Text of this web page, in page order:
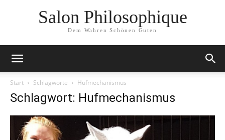
Salon Philosophique
Dem Wahren Schönen Guten
Start Schlagworte Hufmechanismus
Schlagwort: Hufmechanismus